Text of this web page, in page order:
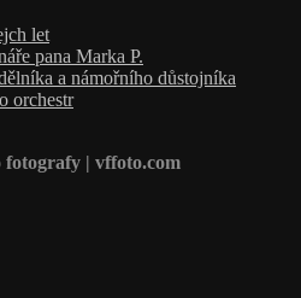
let
pana Marka P.
a námořního důstojníka
orchestr
| vffoto.com